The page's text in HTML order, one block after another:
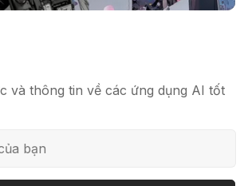
sản phẩm chuyên nghiệp
và thông tin về các ứng dụng AI tốt